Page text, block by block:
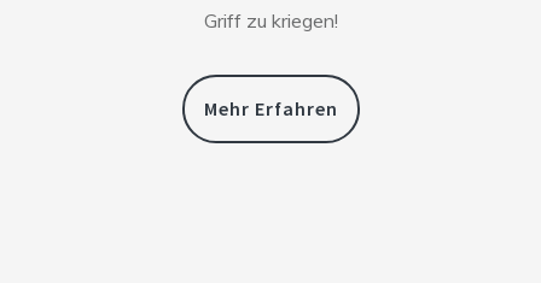
Griff zu kriegen!
Mehr Erfahren